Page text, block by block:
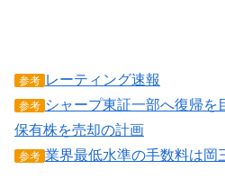
参考 レーティング速報
参考 シャープ東証一部へ復帰を
保有株を売却の計画
参考 業界最低水準の手数料は岡